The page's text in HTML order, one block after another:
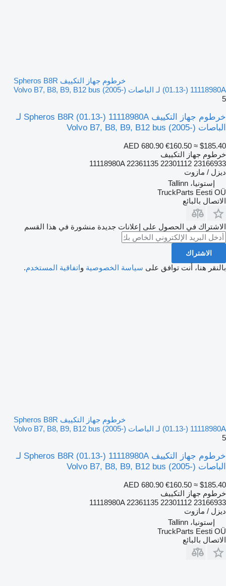
خرطوم جهاز التكييف Spheros B8R
(01.13-) 11118980A لـ الباصات Volvo B7, B8, B9, B12 bus (2005-)
5
خرطوم جهاز التكييف Spheros B8R (01.13-) 11118980A لـ
الباصات Volvo B7, B8, B9, B12 bus (2005-)
AED 680.90 €160.50 ≈ $185.40
خرطوم جهاز التكييف
11118980A 22361135 22301112 23166933
ديزل / مازوت
إستونيا، Tallinn
TruckParts Eesti OÜ
الاتصال بالبائع
الاشتراك في الحصول على إعلانات جديدة منشورة في هذا القسم
الاشتراك
بالنقر هنا، أنت توافق على سياسة الخصوصية واتفاقية المستخدم.
خرطوم جهاز التكييف Spheros B8R
(01.13-) 11118980A لـ الباصات Volvo B7, B8, B9, B12 bus (2005-)
5
خرطوم جهاز التكييف Spheros B8R (01.13-) 11118980A لـ
الباصات Volvo B7, B8, B9, B12 bus (2005-)
AED 680.90 €160.50 ≈ $185.40
خرطوم جهاز التكييف
11118980A 22361135 22301112 23166933
ديزل / مازوت
إستونيا، Tallinn
TruckParts Eesti OÜ
الاتصال بالبائع